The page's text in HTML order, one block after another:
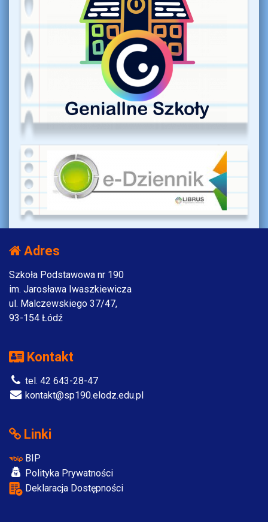
Adres
Szkoła Podstawowa nr 190
im. Jarosława Iwaszkiewicza
ul. Malczewskiego 37/47,
93-154 Łódź
Kontakt
tel. 42 643-28-47
kontakt@sp190.elodz.edu.pl
Linki
BIP
Polityka Prywatności
Deklaracja Dostępności